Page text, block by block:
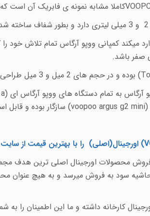
کاملا مشابه نمونه ی فابریک آن است
و 3 میلی لیتری دارد و بطور شفاف ساخته شده است
میکند کمپانی ووپو آرگاس تمام تلاش خود
صفر باشد.
) بوده و در حجم های 2 میل و 3 میل طراحی گردیده است.
voopoo argus g2 mini) سازگار بوده و قابل
) اورجینال(اصلی) را با بهترین قیمت از
محصولات اورجینال اصلی ترین هدف
کارخانه داشته و ما این اطمینان را